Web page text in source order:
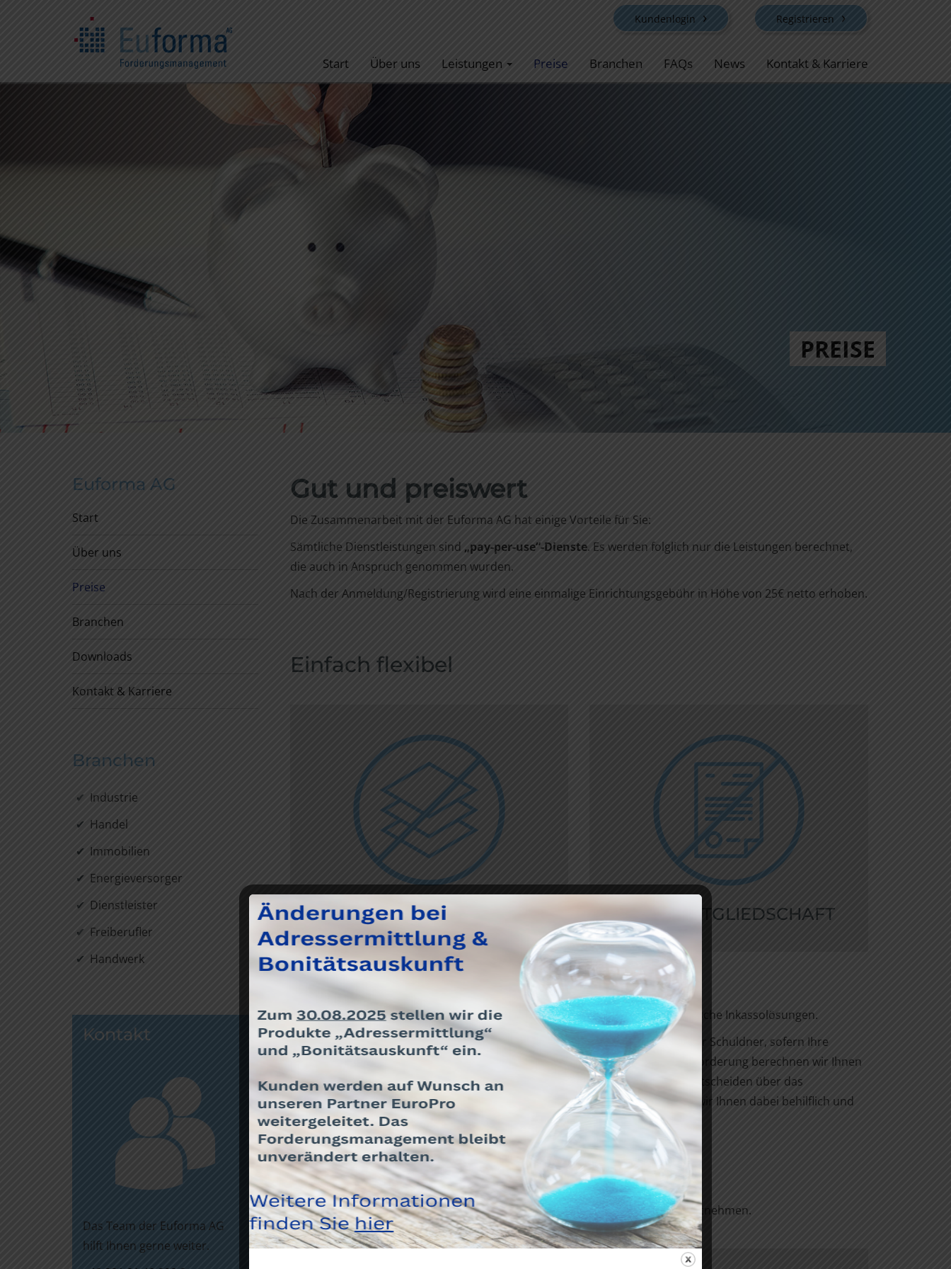
Kundenlogin Registrieren
Start Über uns Leistungen Preise Branchen FAQs News Kontakt & Karriere
PREISE
Gut und preiswert
Die Zusammenarbeit mit der Euforma AG hat einige Vorteile für Sie:
Sämtliche Dienstleistungen sind „pay-per-use“-Dienste. Es werden folglich nur die Leistungen berechnet,
die auch in Anspruch genommen wurden.
Nach der Anmeldung/Registrierung wird eine einmalige Einrichtungsgebühr in Höhe von 25€ netto erhoben.
Einfach flexibel
KEINE MINDEST­ABNAHME KEINE MITGLIED­SCHAFT
Durch die Einschaltung unserer Vertragsanwälte sind wir günstiger als klassische Inkassolösungen.
BeimForderungseinzugträgt Ihre Kosten vollumfänglich der Verursacher, Ihr Schuldner, sofern Ihre
Forderung realisiert werden kann. Nur im Falle der Uneinbringlichkeit Ihrer Forderung berechnen wir Ihnen
zuvor individuell vereinbarte Pauschalen sowie entstandene Auslagen. Sie entscheiden über das
Kostenrisiko, wählen Sie den für Sie am besten geeignetenTarif. Gerne sind wir Ihnen dabei behilflich und
beraten Sie.
Unsere Preise
Die Preise für Auskunftsdienstleistungen können Sie den Tarifübersichten entnehmen.
Euforma AG
Start
Über uns
Preise
Branchen
Downloads
Kontakt & Karriere
Branchen
Industrie
Handel
Immobilien
Energieversorger
Dienstleister
Freiberufler
Handwerk
Kontakt
Das Team der Euforma AG
hilft Ihnen gerne weiter.